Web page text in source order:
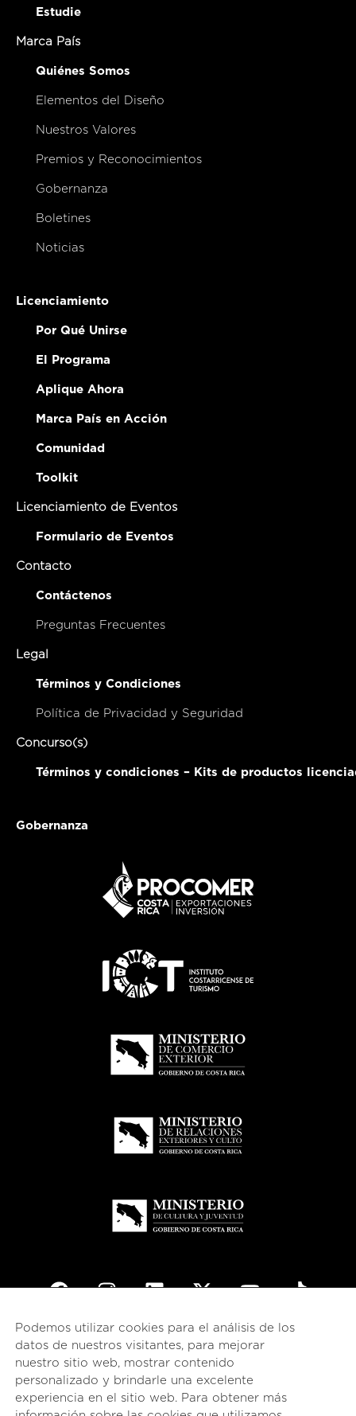
Estudie
Marca País
Quiénes Somos
Elementos del Diseño
Nuestros Valores
Premios y Reconocimientos
Gobernanza
Boletines
Noticias
Licenciamiento
Por Qué Unirse
El Programa
Aplique Ahora
Marca País en Acción
Comunidad
Toolkit
Licenciamiento de Eventos
Formulario de Eventos
Contacto
Contáctenos
Preguntas Frecuentes
Legal
Términos y Condiciones
Política de Privacidad y Seguridad
Concurso(s)
Términos y condiciones – Kits de productos
Gobernanza
© 2026 esencial Costa Rica
Podemos utilizar cookies para el análisis de los
datos de nuestros visitantes, para mejorar
nuestro sitio web, mostrar contenido
personalizado y brindarle una excelente
experiencia en el sitio web. Para obtener más
English(Inglés) Español